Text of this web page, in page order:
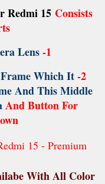
Redmi 15 Consists
:-
1- Back
Lens
2- Middle ,
Which It
And This Middle
And Button For
.
15 - Premium
With All Color